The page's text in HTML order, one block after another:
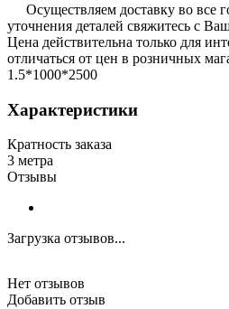
Осуществляем доставку во все
уточнения деталей свяжитесь с
Цена действительна только для
отличаться от цен в розничных
1.5*1000*2500
Характеристики
Кратность заказа
3 метра
Отзывы
Загрузка отзывов...
Нет отзывов
Добавить отзыв